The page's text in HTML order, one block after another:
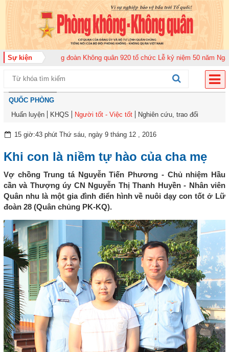
Sự kiện
2026 Trung đoàn Không quân 920 tổ chức Lễ kỷ niệm 50 năm Ngày
QUỐC PHÒNG
Huấn luyện
KHQS Người tốt - Việc tốt Nghiên cứu, trao đổi
15 giờ:43 phút Thứ sáu, ngày 9 tháng 12 , 2016
Khi con là niềm tự hào của cha mẹ
Vợ chồng Trung tá Nguyễn Tiến Phương - Chủ nhiệm Hầu
cần và Thượng úy CN Nguyễn Thị Thanh Huyền - Nhân viên
Quân nhu là một gia đình điển hình về nuôi dạy con tốt ở Lữ
đoàn 28 (Quân chủng PK-KQ).